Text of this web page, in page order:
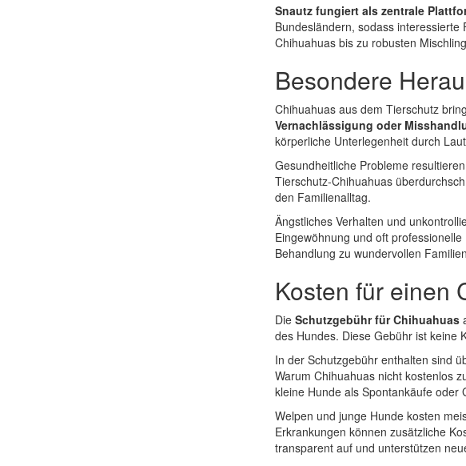
Snautz fungiert als zentrale
Bundesländern, sodass
Chihuahuas bis zu robusten
Besondere
Chihuahuas aus dem Tierschutz
Vernachlässigung oder
körperliche Unterlegenheit durch
Gesundheitliche Probleme
Tierschutz-Chihuahuas
den Familienalltag.
Ängstliches Verhalten und
Eingewöhnung und oft
Behandlung zu wundervollen
Kosten für einen
Die Schutzgebühr für Chihuahuas
des Hundes. Diese Gebühr ist keine
In der Schutzgebühr enthalten sind
Warum Chihuahuas nicht kostenlos
kleine Hunde als Spontankäufe oder
Welpen und junge Hunde kosten
Erkrankungen können zusätzliche
transparent auf und unterstützen